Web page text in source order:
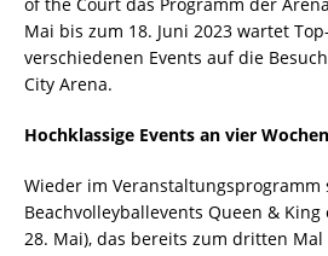
Mai bis zum 18. Juni 2023 wartet
verschiedenen Events auf die
City Arena.
Hochklassige Events an vier
Wieder im
Beachvolleyballevents Queen & King
28. Mai), das bereits zum dritten